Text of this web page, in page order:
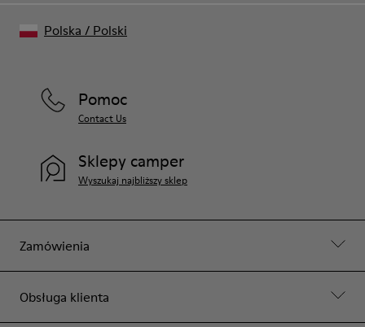
Zamówienia
Obsługa klienta
Pomoc
Contact Us
Sklepy camper
Wyszukaj najbliższy sklep
Polska / Polski